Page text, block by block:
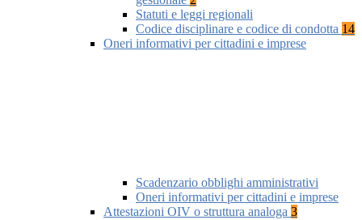
Statuti e leggi regionali
Codice disciplinare e codice di condotta 14
Oneri informativi per cittadini e imprese
Scadenzario obblighi amministrativi
Oneri informativi per cittadini e imprese
Attestazioni OIV o struttura analoga 3